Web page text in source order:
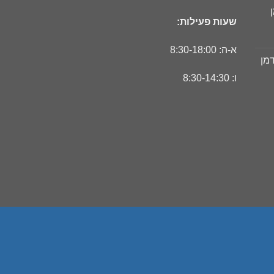
שעות פעילות:
א-ה: 8:30-18:00
ו: 8:30-14:30